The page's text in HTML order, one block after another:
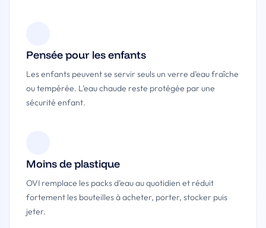
Pensée pour les enfants
Les enfants peuvent se servir seuls un verre d’eau fraîche
ou tempérée. L’eau chaude reste protégée par une
sécurité enfant.
Moins de plastique
OVI remplace les packs d’eau au quotidien et réduit
fortement les bouteilles à acheter, porter, stocker puis
jeter.